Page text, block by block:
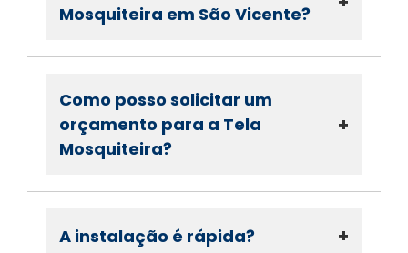
Mosquiteira em São Vicente?
Como posso solicitar um
orçamento para a Tela
Mosquiteira?
+
A instalação é rápida? +